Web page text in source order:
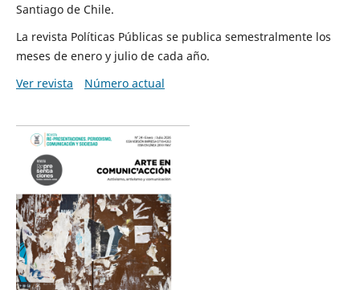
Santiago de Chile.
La revista Políticas Públicas se publica semestralmente los
meses de enero y julio de cada año.
Ver revista
Número actual